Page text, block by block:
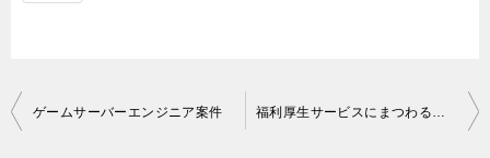
投
ゲームサーバーエンジニア案件 福利厚生サービスにまつわるプロジェクト